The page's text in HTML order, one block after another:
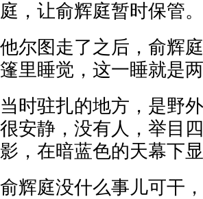
庭，让俞辉庭暂时保管。
他尔图走了之后，俞辉
篷里睡觉，这一睡就是两
当时驻扎的地方，是野
很安静，没有人，举目
影，在暗蓝色的天幕下
俞辉庭没什么事儿可干